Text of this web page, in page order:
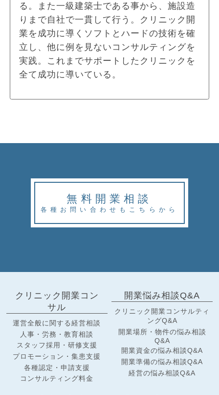
る。また一級建築士である事から、施設造
りまで自社で一貫して行う。クリニック開
業を成功に導くソフトとハードの技術を確
立し、他に例を見ないコンサルティングを
実践。これまでサポートしたクリニックを
全て成功に導いている。
無料開業相談
各種お問い合わせもこちらから
クリニック開業コン
サル
運営全般に関する経営相談
人事・労務・教育相談
スタッフ採用・研修支援
プロモーション・集患支援
各種認定・申請支援
コンサルティング料金
開業悩み相談Q&A
クリニック開業コンサルティ
ングQ&A
開業場所・物件の悩み相談
Q&A
開業資金の悩み相談Q&A
開業準備の悩み相談Q&A
経営の悩み相談Q&A